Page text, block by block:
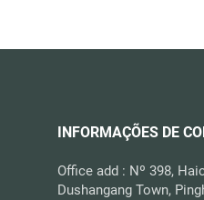
INFORMAÇÕES DE
Office add : Nº 398,
Dushangang Town,